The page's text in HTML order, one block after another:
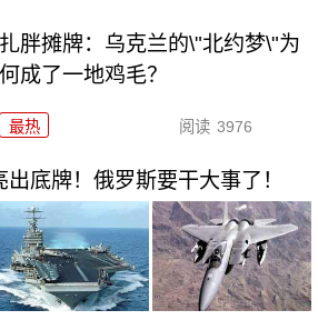
扎胖摊牌：乌克兰的\"北约梦\"为
何成了一地鸡毛？
最热 阅读 3976
底牌！俄罗斯要干大事了！